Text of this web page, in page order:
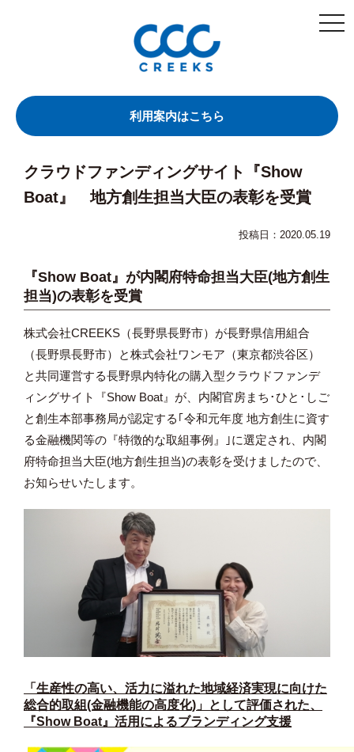
利用案内はこちら
クラウドファンディングサイト『Show
Boat』 地方創生担当大臣の表彰を受賞
投稿日：2020.05.19
『Show Boat』が内閣府特命担当大臣(地方創生
担当)の表彰を受賞
株式会社CREEKS（長野県長野市）が長野県信用組合
（長野県長野市）と株式会社ワンモア（東京都渋谷区）
と共同運営する長野県内特化の購入型クラウドファンデ
ィングサイト『Show Boat』が、内閣官房まち･ひと･しご
と創生本部事務局が認定する｢令和元年度 地方創生に資す
る金融機関等の『特徴的な取組事例』｣に選定され、内閣
府特命担当大臣(地方創生担当)の表彰を受けましたので、
お知らせいたします。
「生産性の高い、活力に溢れた地域経済実現に向けた
総合的取組(金融機能の高度化)」として評価された、
『Show Boat』活用によるブランディング支援